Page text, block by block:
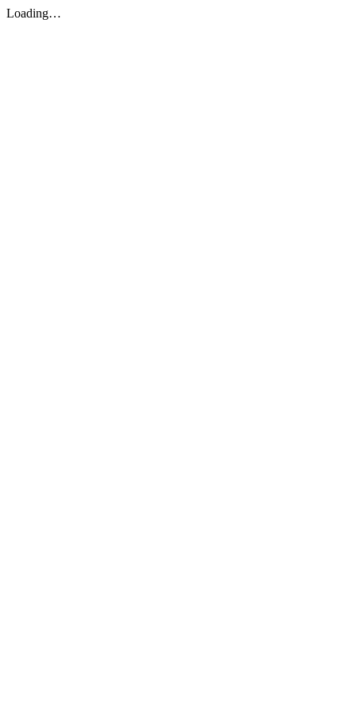
Loading…